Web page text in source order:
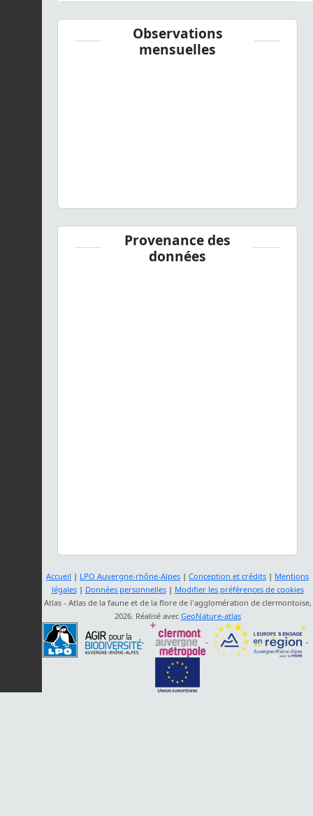
Observations
mensuelles
Provenance des
données
Accueil | LPO Auvergne-rhône-Alpes | Conception et crédits | Mentions
légales| Données personnelles| Modifier les préférences de cookies
Atlas - Atlas de la faune et de la flore de l'agglomération de clermontoise,
2026. Réalisé avec GeoNature-atlas